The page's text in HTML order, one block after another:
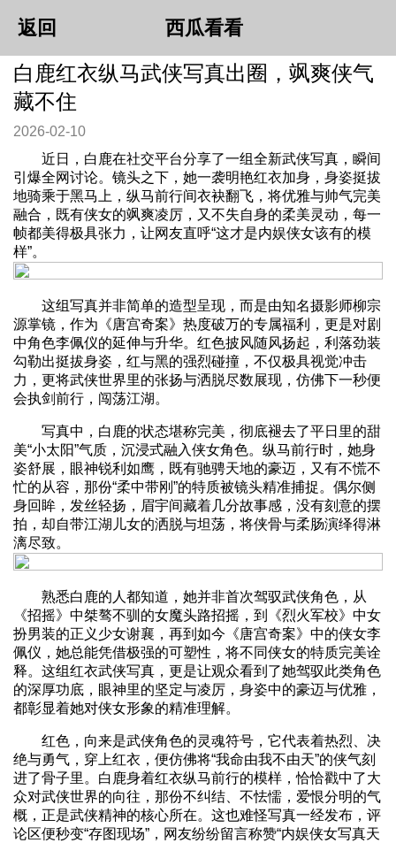
返回 西瓜看看
白鹿红衣纵马武侠写真出圈，飒爽侠气
藏不住
2026-02-10
近日，白鹿在社交平台分享了一组全新武侠写真，瞬间
引爆全网讨论。镜头之下，她一袭明艳红衣加身，身姿挺拔
地骑乘于黑马上，纵马前行间衣袂翻飞，将优雅与帅气完美
融合，既有侠女的飒爽凌厉，又不失自身的柔美灵动，每一
帧都美得极具张力，让网友直呼“这才是内娱侠女该有的模
样”。
这组写真并非简单的造型呈现，而是由知名摄影师柳宗
源掌镜，作为《唐宫奇案》热度破万的专属福利，更是对剧
中角色李佩仪的延伸与升华。红色披风随风扬起，利落劲装
勾勒出挺拔身姿，红与黑的强烈碰撞，不仅极具视觉冲击
力，更将武侠世界里的张扬与洒脱尽数展现，仿佛下一秒便
会执剑前行，闯荡江湖。
写真中，白鹿的状态堪称完美，彻底褪去了平日里的甜
美“小太阳”气质，沉浸式融入侠女角色。纵马前行时，她身
姿舒展，眼神锐利如鹰，既有驰骋天地的豪迈，又有不慌不
忙的从容，那份“柔中带刚”的特质被镜头精准捕捉。偶尔侧
身回眸，发丝轻扬，眉宇间藏着几分故事感，没有刻意的摆
拍，却自带江湖儿女的洒脱与坦荡，将侠骨与柔肠演绎得淋
漓尽致。
熟悉白鹿的人都知道，她并非首次驾驭武侠角色，从
《招摇》中桀骜不驯的女魔头路招摇，到《烈火军校》中女
扮男装的正义少女谢襄，再到如今《唐宫奇案》中的侠女李
佩仪，她总能凭借极强的可塑性，将不同侠女的特质完美诠
释。这组红衣武侠写真，更是让观众看到了她驾驭此类角色
的深厚功底，眼神里的坚定与凌厉，身姿中的豪迈与优雅，
都彰显着她对侠女形象的精准理解。
红色，向来是武侠角色的灵魂符号，它代表着热烈、决
绝与勇气，穿上红衣，便仿佛将“我命由我不由天”的侠气刻
进了骨子里。白鹿身着红衣纵马前行的模样，恰恰戳中了大
众对武侠世界的向往，那份不纠结、不怯懦，爱恨分明的气
概，正是武侠精神的核心所在。这也难怪写真一经发布，评
论区便秒变“存图现场”，网友纷纷留言称赞“内娱侠女写真天